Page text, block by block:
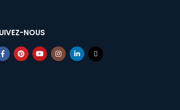
NOUS